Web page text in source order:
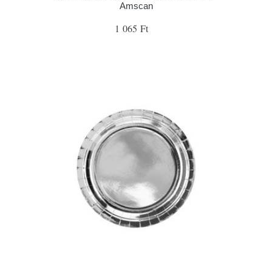
Amscan
1 065 Ft